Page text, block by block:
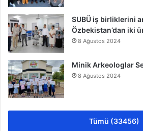
SUBÜ iş birliklerini
Özbekistan’dan iki
8 Ağustos 2024
Minik Arkeologlar
8 Ağustos 2024
Tümü (33456)